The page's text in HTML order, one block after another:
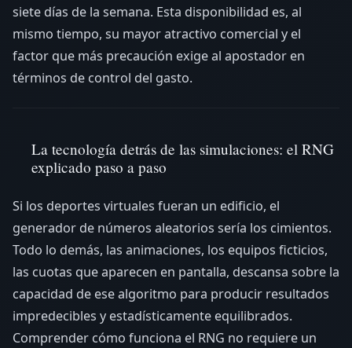
siete días de la semana. Esta disponibilidad es, al
mismo tiempo, su mayor atractivo comercial y el
factor que más precaución exige al apostador en
términos de control del gasto.
La tecnología detrás de las simulaciones: el RNG
explicado paso a paso
Si los deportes virtuales fueran un edificio, el
generador de números aleatorios sería los cimientos.
Todo lo demás, las animaciones, los equipos ficticios,
las cuotas que aparecen en pantalla, descansa sobre la
capacidad de ese algoritmo para producir resultados
impredecibles y estadísticamente equilibrados.
Comprender cómo funciona el RNG no requiere un